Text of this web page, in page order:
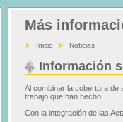
Más
Inicio Noticias
Información
Al combinar la cobertura de
trabajo que han hecho.
Con la integración de las